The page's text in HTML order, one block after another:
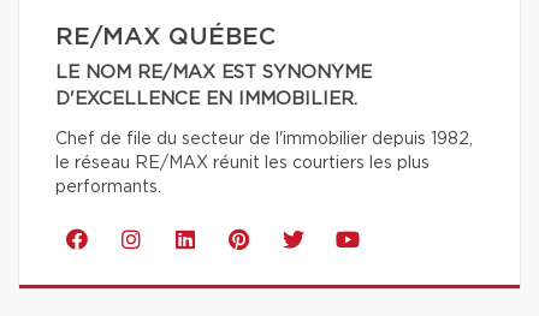
RE/MAX QUÉBEC
LE NOM RE/MAX EST SYNONYME
D'EXCELLENCE EN IMMOBILIER.
Chef de file du secteur de l'immobilier depuis 1982,
le réseau RE/MAX réunit les courtiers les plus
performants.